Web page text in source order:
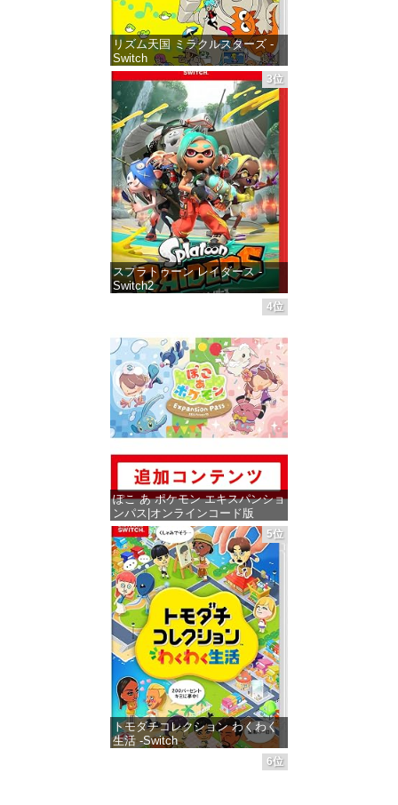
リズム天国 ミラクルスターズ -
Switch
価格：¥5,645
3位
スプラトゥーン レイダース -
Switch2
価格：¥6,449
4位
ぽこ あ ポケモン エキスパンショ
ンパス|オンラインコード版
価格：¥4,400
5位
トモダチコレクション わくわく
生活 -Switch
価格：¥6,144
6位